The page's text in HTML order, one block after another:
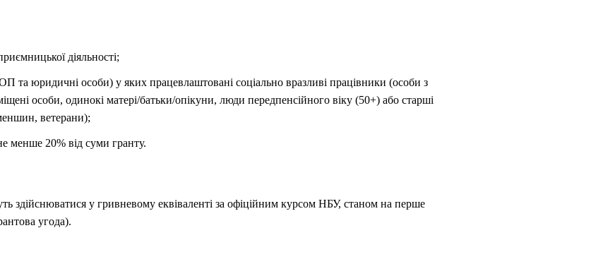
діяльності;
та юридичні особи) у яких працевлаштовані соціально вразливі працівники (особи з
особи, одинокі матері/батьки/опікуни, люди передпенсійного віку (50+) або старші
ветерани);
менше 20% від суми гранту.
здійснюватися у гривневому еквіваленті за офіційним курсом НБУ, станом на перше
угода).